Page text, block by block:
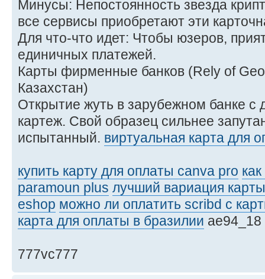
Минусы: Непостоянность звезда
все сервисы приобретают эти
Для что-что идет: Чтобы юзеров,
единичных платежей.
Карты фирменные банков (Rely of
Казахстан)
Открытие жуть в зарубежном банке
картеж. Свой образец сильнее
испытанный. виртуальная карта для
купить карту для оплаты canva pro
paramoun plus лучший вариация
eshop можно ли оплатить scribd с
карта для оплаты в бразилии ae94_18
777vc777